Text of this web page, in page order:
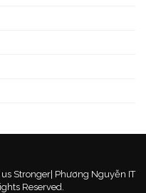
Stronger| Phương Nguyễn IT
Reserved.